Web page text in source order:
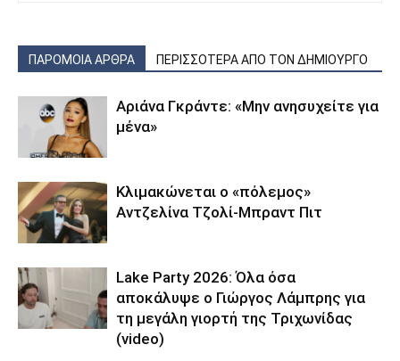
ΠΑΡΟΜΟΙΑ ΑΡΘΡΑ ΠΕΡΙΣΣΟΤΕΡΑ ΑΠΟ ΤΟΝ ΔΗΜΙΟΥΡΓΟ
Αριάνα Γκράντε: «Μην ανησυχείτε για
μένα»
Κλιμακώνεται ο «πόλεμος»
Αντζελίνα Τζολί-Μπραντ Πιτ
Lake Party 2026: Όλα όσα
αποκάλυψε ο Γιώργος Λάμπρης για
τη μεγάλη γιορτή της Τριχωνίδας
(video)